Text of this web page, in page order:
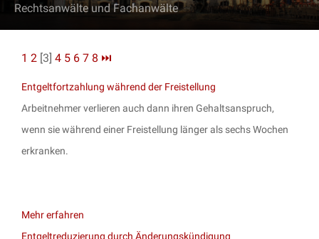
Rechtsanwälte und Fachanwälte
1 2 [3] 4 5 6 7 8 ⏭
Entgeltfortzahlung während der Freistellung
Arbeitnehmer verlieren auch dann ihren Gehaltsanspruch,
wenn sie während einer Freistellung länger als sechs Wochen
erkranken.
Mehr erfahren
Entgeltreduzierung durch Änderungskündigung